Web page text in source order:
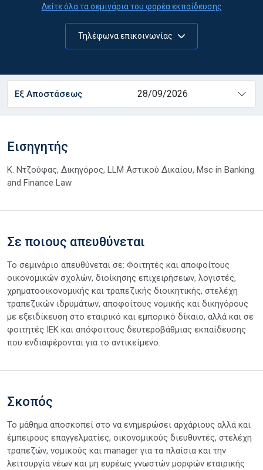
Δείτε όλα τα σεμινάρια του φορέα εκπαίδευσης
Τηλέφωνα επικοινωνίας
Εξ Αποστάσεως 28/09/2026
Εισηγητής
Κ. Ντζούφας, Δικηγόρος, LLM Αστικού Δικαίου, Msc in Banking
and Finance Law
Σε ποιους απευθύνεται
Το σεμινάριο απευθύνεται σε: Φοιτητές και αποφοίτους
οικονομικών σχολών, διοίκησης επιχειρήσεων, λογιστές,
χρηματοοικονομικής και τραπεζικής διοικητικής, στελέχη
τραπεζικών ιδρυμάτων, αποφοίτους νομικής και δικηγόρους
με εξειδίκευση στο εταιρικό και εμπορικό δίκαιο, αλλά και σε
φοιτητές ΙΕΚ και απόφοιτους δευτεροβάθμιας εκπαίδευσης
που ενδιαφέρονται για το αντικείμενο.
Σκοπός
To μάθημα αποσκοπεί στο να ενημερώσει αρχάριους αλλά και
έμπειρους επαγγελματίες, οικονομικούς διευθυντές, στελέχη
τραπεζών, νομικούς και manager για τα πλαίσια και την
λειτουργία νέων και μη ευρέως γνωστών μορφών εταιρικής